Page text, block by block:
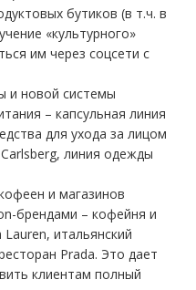
бутиков (в т.ч. в
«культурного»
им через соцсети с
и новой системы
– капсульная линия
для ухода за лицом
линия одежды
и магазинов
брендами – кофейня и
итальянский
Prada. Это дает
клиентам полный